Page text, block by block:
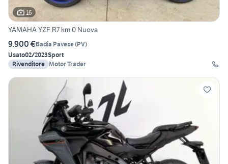
16
YAMAHA YZF R7 km 0 Nuova
9.900 €Badia Pavese(PV)
Usato02/2023Sport
Rivenditore Motor Trader